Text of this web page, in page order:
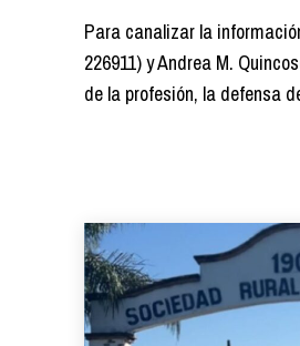
Para canalizar la
226911) y Andrea M.
de la profesión, la defensa